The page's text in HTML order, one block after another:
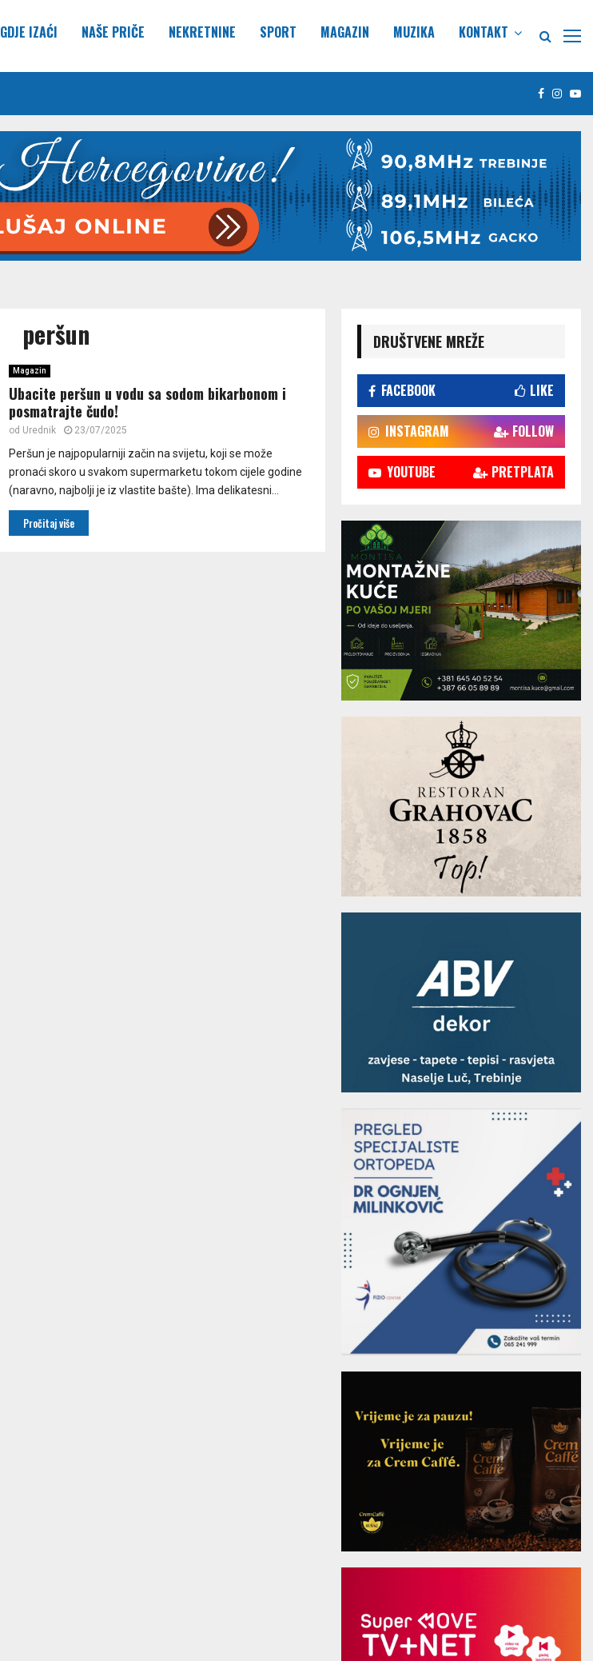
GDJE IZAĆI NAŠE PRIČE NEKRETNINE SPORT MAGAZIN MUZIKA KONTAKT
Facebook
peršun
Magazin
Ubacite peršun u vodu sa sodom bikarbonom i
posmatrajte čudo!
od Urednik 23/07/2025
Peršun je najpopularniji začin na svijetu, koji se može
pronaći skoro u svakom supermarketu tokom cijele godine
(naravno, najbolji je iz vlastite bašte). Ima delikatesni...
Pročitaj više
DRUŠTVENE MREŽE
FACEBOOK LIKE
INSTAGRAM FOLLOW
YOUTUBE PRETPLATA